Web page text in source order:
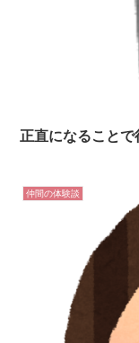
正直になること
仲間の体験談